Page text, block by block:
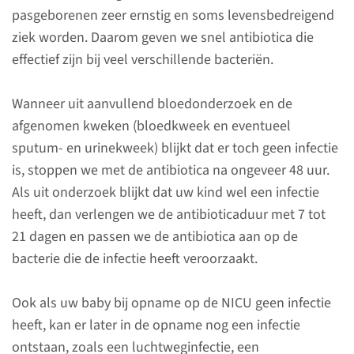
pasgeborenen zeer ernstig en soms levensbedreigend
ziek worden. Daarom geven we snel antibiotica die
effectief zijn bij veel verschillende bacteriën.
Wanneer uit aanvullend bloedonderzoek en de
afgenomen kweken (bloedkweek en eventueel
sputum- en urinekweek) blijkt dat er toch geen infectie
is, stoppen we met de antibiotica na ongeveer 48 uur.
Als uit onderzoek blijkt dat uw kind wel een infectie
heeft, dan verlengen we de antibioticaduur met 7 tot
21 dagen en passen we de antibiotica aan op de
bacterie die de infectie heeft veroorzaakt.
Ook als uw baby bij opname op de NICU geen infectie
heeft, kan er later in de opname nog een infectie
ontstaan, zoals een luchtweginfectie, een
Uw baby is opgenomen op de
NICU f1c. Uiteraard laten we u
altijd weten wat we gaan doen,
om u vooraf uitgebreid te
informeren over de
onderzoeken en
behandelingen die
plaatsvinden. Met
onderstaande informatie
proberen we u zo goed
mogelijk te informeren.
Contact